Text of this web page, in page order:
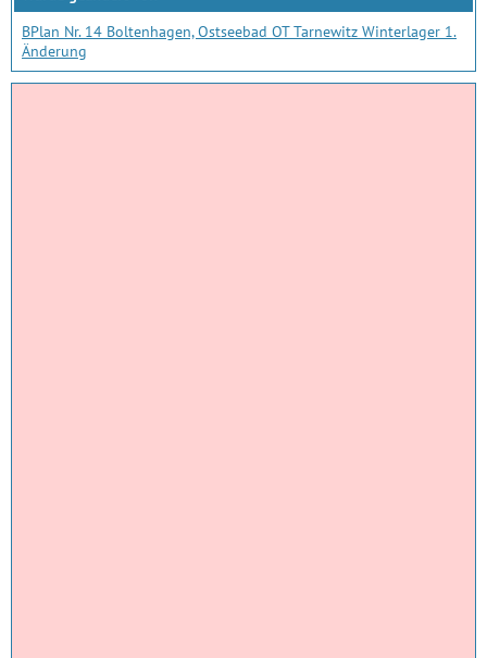
BPlan Nr. 14 Boltenhagen, Ostseebad OT Tarnewitz Winterlager 1.
Änderung